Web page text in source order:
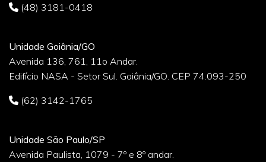
(48) 3181-0418
Unidade Goiânia/GO
Avenida 136, 761, 11o Andar.
Edifício NASA - Setor Sul. Goiânia/GO. CEP 74.093-250
(62) 3142-1765
Unidade São Paulo/SP
Avenida Paulista, 1079 - 7º e 8º andar.